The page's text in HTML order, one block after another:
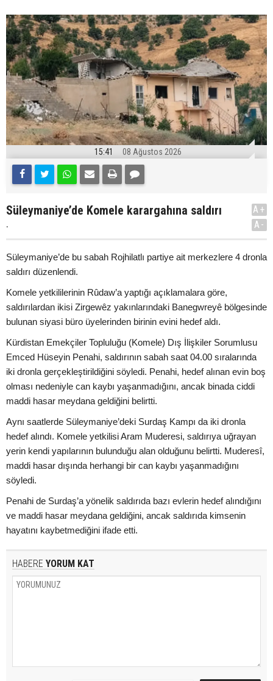
15:41 08 Ağustos 2026
Süleymaniye’de Komele karargahına saldırı
.
A+
A-
Süleymaniye’de bu sabah Rojhilatlı partiye ait merkezlere 4 dronla
saldırı düzenlendi.
Komele yetkililerinin Rûdaw’a yaptığı açıklamalara göre,
saldırılardan ikisi Zirgewêz yakınlarındaki Banegwreyê bölgesinde
bulunan siyasi büro üyelerinden birinin evini hedef aldı.
Kürdistan Emekçiler Topluluğu (Komele) Dış İlişkiler Sorumlusu
Emced Hüseyin Penahi, saldırının sabah saat 04.00 sıralarında
iki dronla gerçekleştirildiğini söyledi. Penahi, hedef alınan evin boş
olması nedeniyle can kaybı yaşanmadığını, ancak binada ciddi
maddi hasar meydana geldiğini belirtti.
Aynı saatlerde Süleymaniye’deki Surdaş Kampı da iki dronla
hedef alındı. Komele yetkilisi Aram Muderesi, saldırıya uğrayan
yerin kendi yapılarının bulunduğu alan olduğunu belirtti. Muderesî,
maddi hasar dışında herhangi bir can kaybı yaşanmadığını
söyledi.
Penahi de Surdaş’a yönelik saldırıda bazı evlerin hedef alındığını
ve maddi hasar meydana geldiğini, ancak saldırıda kimsenin
hayatını kaybetmediğini ifade etti.
HABERE YORUM KAT